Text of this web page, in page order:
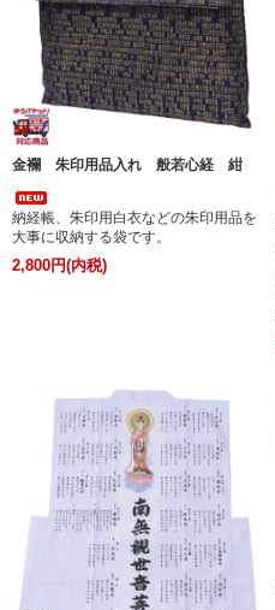
金襴 朱印用品入れ 般若心経 紺
納経帳、朱印用白衣などの朱印用品を
大事に収納する袋です。
2,800円(内税)